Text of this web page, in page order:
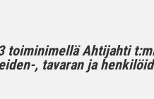
Ahtijahti
, tavaran ja